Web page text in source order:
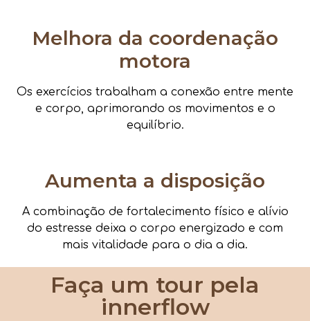
Melhora da coordenação
motora
Os exercícios trabalham a conexão entre mente
e corpo, aprimorando os movimentos e o
equilíbrio.
Aumenta a disposição
A combinação de fortalecimento físico e alívio
do estresse deixa o corpo energizado e com
mais vitalidade para o dia a dia.
Faça um tour pela
innerflow